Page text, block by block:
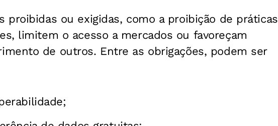
proibidas ou exigidas, como a proibição de práticas
limitem o acesso a mercados ou favoreçam
de outros. Entre as obrigações, podem ser